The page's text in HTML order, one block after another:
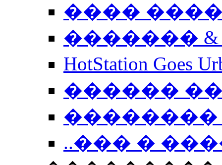
����
�������
HotStation
������
��������
..��� �